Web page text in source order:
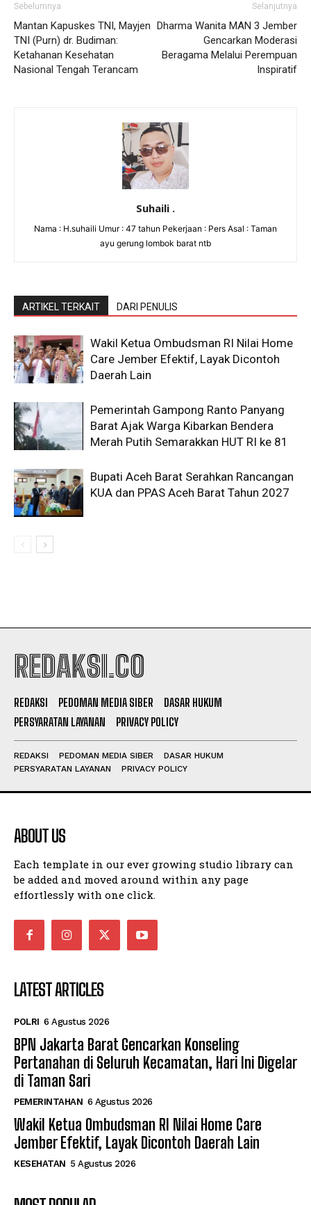
Sebelumnya
Mantan Kapuskes TNI, Mayjen
TNI (Purn) dr. Budiman:
Ketahanan Kesehatan
Nasional Tengah Terancam
Selanjutnya
Dharma Wanita MAN 3 Jember
Gencarkan Moderasi
Beragama Melalui Perempuan
Inspiratif
Suhaili .
Nama : H.suhaili Umur : 47 tahun Pekerjaan : Pers Asal : Taman
ayu gerung lombok barat ntb
ARTIKEL TERKAIT DARI PENULIS
Wakil Ketua Ombudsman RI Nilai Home
Care Jember Efektif, Layak Dicontoh
Daerah Lain
Pemerintah Gampong Ranto Panyang
Barat Ajak Warga Kibarkan Bendera
Merah Putih Semarakkan HUT RI ke 81
Bupati Aceh Barat Serahkan Rancangan
KUA dan PPAS Aceh Barat Tahun 2027
REDAKSI.CO
REDAKSI PEDOMAN MEDIA SIBER
DASAR HUKUM
PERSYARATAN LAYANAN
PRIVACY POLICY
REDAKSI PEDOMAN MEDIA SIBER
DASAR HUKUM
PERSYARATAN LAYANAN
PRIVACY POLICY
ABOUT US
Each template in our ever growing studio library can
be added and moved around within any page
effortlessly with one click.
LATEST ARTICLES
POLRI 6 Agustus 2026
BPN Jakarta Barat Gencarkan Konseling
Pertanahan di Seluruh Kecamatan, Hari Ini Digelar
di Taman Sari
PEMERINTAHAN 6 Agustus 2026
Wakil Ketua Ombudsman RI Nilai Home Care
Jember Efektif, Layak Dicontoh Daerah Lain
KESEHATAN 5 Agustus 2026